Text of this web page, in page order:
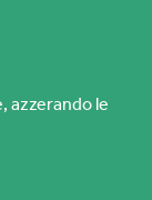
azzerando le